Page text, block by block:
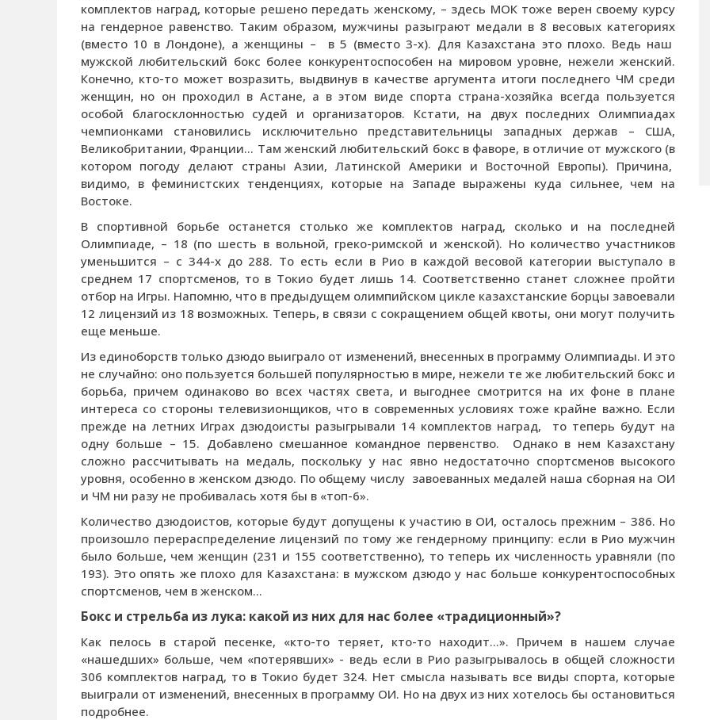
комплектов наград, которые решено передать женскому, – здесь МОК тоже верен своему курсу
на гендерное равенство. Таким образом, мужчины разыграют медали в 8 весовых категориях
(вместо 10 в Лондоне), а женщины – в 5 (вместо 3-х). Для Казахстана это плохо. Ведь наш
мужской любительский бокс более конкурентоспособен на мировом уровне, нежели женский.
Конечно, кто-то может возразить, выдвинув в качестве аргумента итоги последнего ЧМ среди
женщин, но он проходил в Астане, а в этом виде спорта страна-хозяйка всегда пользуется
особой благосклонностью судей и организаторов. Кстати, на двух последних Олимпиадах
чемпионками становились исключительно представительницы западных держав – США,
Великобритании, Франции… Там женский любительский бокс в фаворе, в отличие от мужского (в
котором погоду делают страны Азии, Латинской Америки и Восточной Европы). Причина,
видимо, в феминистских тенденциях, которые на Западе выражены куда сильнее, чем на
Востоке.
В спортивной борьбе останется столько же комплектов наград, сколько и на последней
Олимпиаде, – 18 (по шесть в вольной, греко-римской и женской). Но количество участников
уменьшится – с 344-х до 288. То есть если в Рио в каждой весовой категории выступало в
среднем 17 спортсменов, то в Токио будет лишь 14. Соответственно станет сложнее пройти
отбор на Игры. Напомню, что в предыдущем олимпийском цикле казахстанские борцы завоевали
12 лицензий из 18 возможных. Теперь, в связи с сокращением общей квоты, они могут получить
еще меньше.
Из единоборств только дзюдо выиграло от изменений, внесенных в программу Олимпиады. И это
не случайно: оно пользуется большей популярностью в мире, нежели те же любительский бокс и
борьба, причем одинаково во всех частях света, и выгоднее смотрится на их фоне в плане
интереса со стороны телевизионщиков, что в современных условиях тоже крайне важно. Если
прежде на летних Играх дзюдоисты разыгрывали 14 комплектов наград, то теперь будут на
одну больше – 15. Добавлено смешанное командное первенство. Однако в нем Казахстану
сложно рассчитывать на медаль, поскольку у нас явно недостаточно спортсменов высокого
уровня, особенно в женском дзюдо. По общему числу завоеванных медалей наша сборная на ОИ
и ЧМ ни разу не пробивалась хотя бы в «топ-6».
Количество дзюдоистов, которые будут допущены к участию в ОИ, осталось прежним – 386. Но
произошло перераспределение лицензий по тому же гендерному принципу: если в Рио мужчин
было больше, чем женщин (231 и 155 соответственно), то теперь их численность уравняли (по
193). Это опять же плохо для Казахстана: в мужском дзюдо у нас больше конкурентоспособных
спортсменов, чем в женском…
Бокс и стрельба из лука: какой из них для нас более «традиционный»?
Как пелось в старой песенке, «кто-то теряет, кто-то находит…». Причем в нашем случае
«нашедших» больше, чем «потерявших» - ведь если в Рио разыгрывалось в общей сложности
306 комплектов наград, то в Токио будет 324. Нет смысла называть все виды спорта, которые
выиграли от изменений, внесенных в программу ОИ. Но на двух из них хотелось бы остановиться
подробнее.